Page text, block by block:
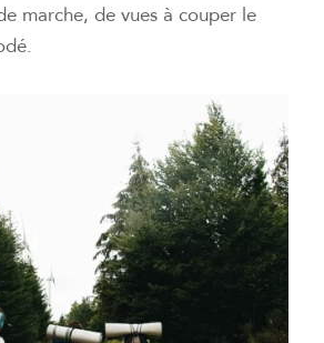
marche, de vues à couper le